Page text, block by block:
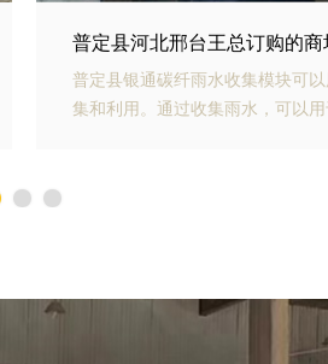
普定县山东青岛李经理订购
普定县银通生态多孔纤维棉具有
能力强、施工方便等优势。模块